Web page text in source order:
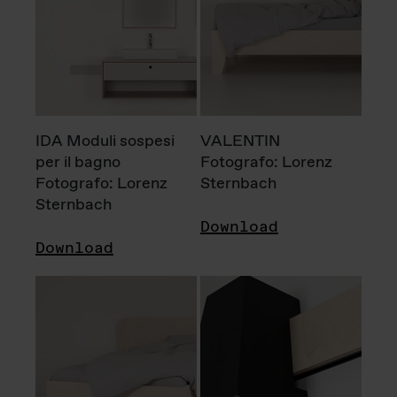
IDA Moduli sospesi
per il bagno
Fotografo: Lorenz
Sternbach
Download
VALENTIN
Fotografo: Lorenz
Sternbach
Download